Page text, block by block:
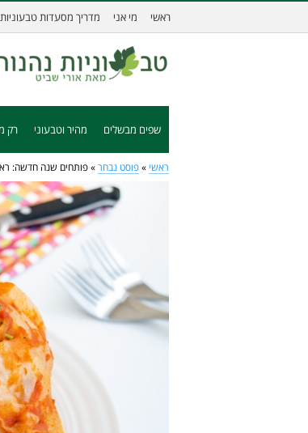
ראשי מי אני מדריך מסעדות טבעוניות
שפים מבשלים מהיר וטבעוני רק
ראשי » פוסט נבחר »פותחים שנה חדשה: